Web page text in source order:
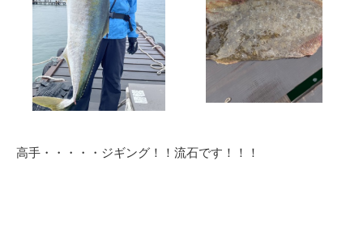
高手・・・・・ジギング！！流石です！！！